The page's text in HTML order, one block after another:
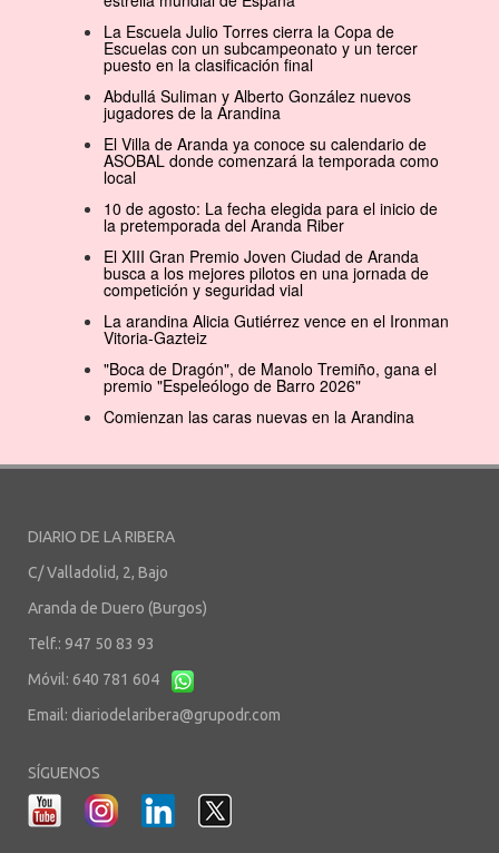
La Escuela Julio Torres cierra la Copa de
Escuelas con un subcampeonato y un tercer
puesto en la clasificación final
Abdullá Suliman y Alberto González nuevos
jugadores de la Arandina
El Villa de Aranda ya conoce su calendario de
ASOBAL donde comenzará la temporada como
local
10 de agosto: La fecha elegida para el inicio de
la pretemporada del Aranda Riber
El XIII Gran Premio Joven Ciudad de Aranda
busca a los mejores pilotos en una jornada de
competición y seguridad vial
La arandina Alicia Gutiérrez vence en el Ironman
Vitoria-Gazteiz
"Boca de Dragón", de Manolo Tremiño, gana el
premio "Espeleólogo de Barro 2026"
Comienzan las caras nuevas en la Arandina
DIARIO DE LA RIBERA
C/ Valladolid, 2, Bajo
Aranda de Duero (Burgos)
Telf.: 947 50 83 93
Móvil: 640 781 604
Email: diariodelaribera@grupodr.com
SÍGUENOS